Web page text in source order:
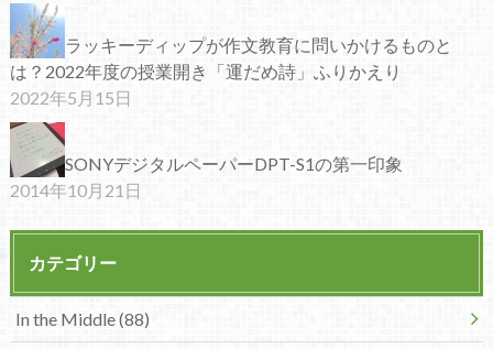
ラッキーディップが作文教育に問いかけるものと
は？2022年度の授業開き「運だめ詩」ふりかえり
2022年5月15日
SONYデジタルペーパーDPT-S1の第一印象
2014年10月21日
カテゴリー
In the Middle (88)